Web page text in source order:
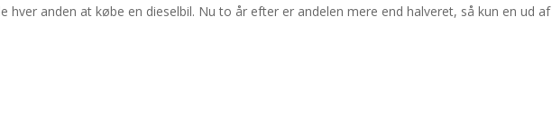
hver anden at købe en dieselbil. Nu to år efter er andelen mere end halveret, så kun en ud af